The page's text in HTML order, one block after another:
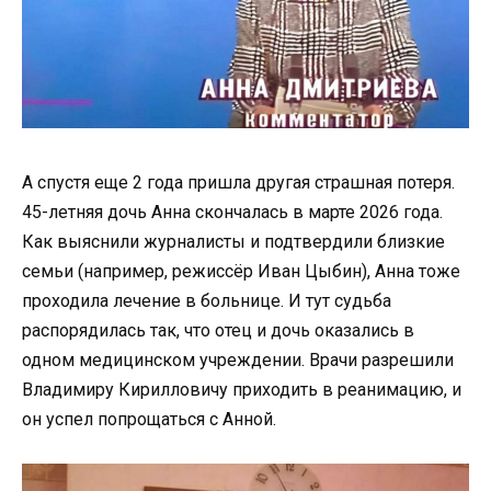
А спустя еще 2 года пришла другая страшная потеря.
45-летняя дочь Анна скончалась в марте 2026 года.
Как выяснили журналисты и подтвердили близкие
семьи (например, режиссёр Иван Цыбин), Анна тоже
проходила лечение в больнице. И тут судьба
распорядилась так, что отец и дочь оказались в
одном медицинском учреждении. Врачи разрешили
Владимиру Кирилловичу приходить в реанимацию, и
он успел попрощаться с Анной.